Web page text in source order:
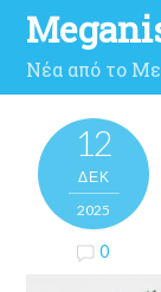
Νέα από το
12
ΔΕΚ
2025
0